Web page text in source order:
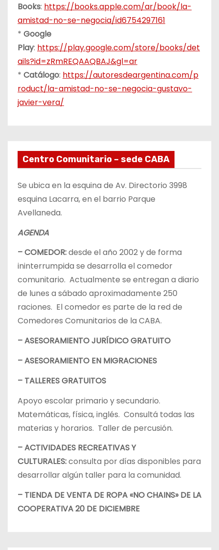
Books: https://books.apple.com/ar/book/la-
amistad-no-se-negocia/id6754297161
* Google
Play: https://play.google.com/store/books/det
ails?id=zRmREQAAQBAJ&gl=ar
* Catálogo: https://autoresdeargentina.com/p
roduct/la-amistad-no-se-negocia-gustavo-
javier-vera/
Centro Comunitario – sede CABA
Se ubica en la esquina de Av. Directorio 3998
esquina Lacarra, en el barrio Parque
Avellaneda.
AGENDA
– COMEDOR:desde el año 2002 y de forma
ininterrumpida se desarrolla el comedor
comunitario. Actualmente se entregan a diario
de lunes a sábado aproximadamente 250
raciones. El comedor es parte de la red de
Comedores Comunitarios de la CABA.
– ASESORAMIENTO JURÍDICO GRATUITO
– ASESORAMIENTO EN MIGRACIONES
– TALLERES GRATUITOS
Apoyo escolar primario y secundario.
Matemáticas, física, inglés. Consultá todas las
materias y horarios. Taller de percusión.
– ACTIVIDADES RECREATIVAS Y
CULTURALES:consulta por días disponibles para
desarrollar algún taller para la comunidad.
– TIENDA DE VENTA DE ROPA «NO CHAINS» DE LA
COOPERATIVA 20 DE DICIEMBRE